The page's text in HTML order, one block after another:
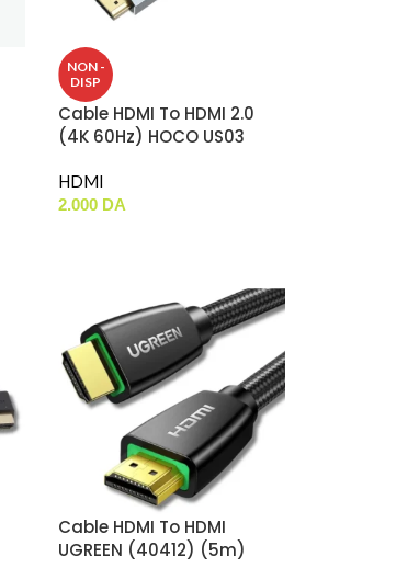
NON -
DISP
Cable HDMI To HDMI 2.0
(4K 60Hz) HOCO US03
HDMI
2.000 DA
Cable HDMI To HDMI
UGREEN (40412) (5m)